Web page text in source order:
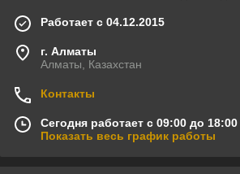
Работает с 04.12.2015
г. Алматы
Алматы, Казахстан
Контакты
Сегодня работает с 09:00 до 18:00
Показать весь график работы